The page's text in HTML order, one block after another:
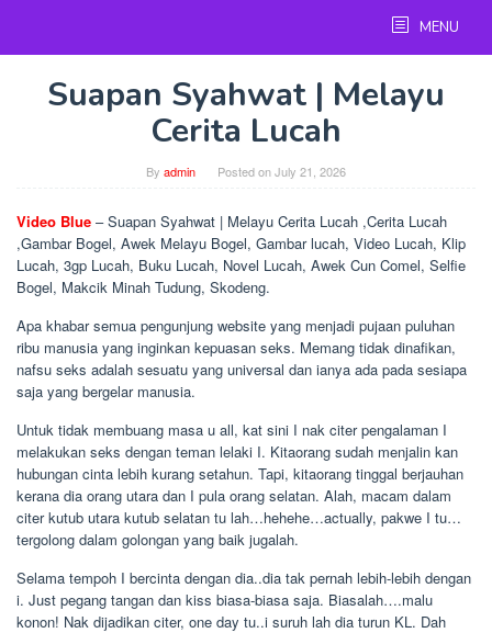
content
MENU
Suapan Syahwat | Melayu
Cerita Lucah
By admin Posted onJuly 21, 2026
Video Blue – Suapan Syahwat | Melayu Cerita Lucah ,Cerita Lucah
,Gambar Bogel, Awek Melayu Bogel, Gambar lucah, Video Lucah, Klip
Lucah, 3gp Lucah, Buku Lucah, Novel Lucah, Awek Cun Comel, Selfie
Bogel, Makcik Minah Tudung, Skodeng.
Apa khabar semua pengunjung website yang menjadi pujaan puluhan
ribu manusia yang inginkan kepuasan seks. Memang tidak dinafikan,
nafsu seks adalah sesuatu yang universal dan ianya ada pada sesiapa
saja yang bergelar manusia.
Untuk tidak membuang masa u all, kat sini I nak citer pengalaman I
melakukan seks dengan teman lelaki I. Kitaorang sudah menjalin kan
hubungan cinta lebih kurang setahun. Tapi, kitaorang tinggal berjauhan
kerana dia orang utara dan I pula orang selatan. Alah, macam dalam
citer kutub utara kutub selatan tu lah…hehehe…actually, pakwe I tu…
tergolong dalam golongan yang baik jugalah.
Selama tempoh I bercinta dengan dia..dia tak pernah lebih-lebih dengan
i. Just pegang tangan dan kiss biasa-biasa saja. Biasalah….malu
konon! Nak dijadikan citer, one day tu..i suruh lah dia turun KL. Dah